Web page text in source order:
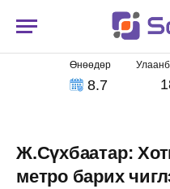
Өнөөдөр
8.7
Ж.Сүхбаатар:
метро барих